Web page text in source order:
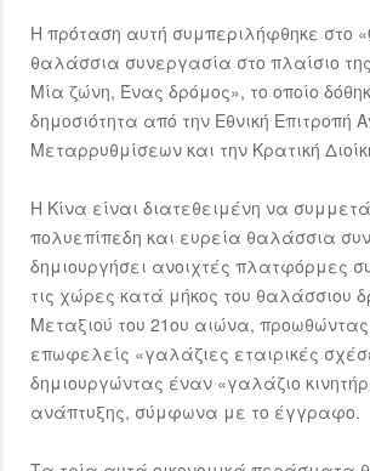
Η πρόταση αυτή συμπεριλήφθηκε στο
θαλάσσια συνεργασία στο πλαίσιο
Μία ζώνη, Ένας δρόμος», το οποίο
δημοσιότητα από την Εθνική Επιτροπή
Μεταρρυθμίσεων και την Κρατική
Η Κίνα είναι διατεθειμένη να
πολυεπίπεδη και ευρεία θαλάσσια
δημιουργήσει ανοιχτές πλατφόρμες
τις χώρες κατά μήκος του θαλάσσιου
Μεταξιού του 21ου αιώνα,
επωφελείς «γαλάζιες εταιρικές
δημιουργώντας έναν «γαλάζιο
ανάπτυξης, σύμφωνα με το έγγραφο.